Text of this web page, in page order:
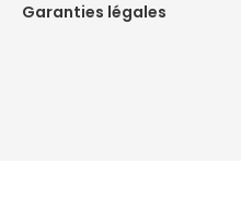
Garanties légales